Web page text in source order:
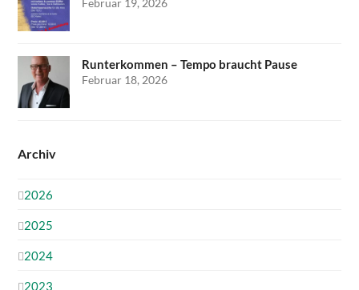
Februar 19, 2026
Runterkommen – Tempo braucht Pause
Februar 18, 2026
Archiv
2026
2025
2024
2023